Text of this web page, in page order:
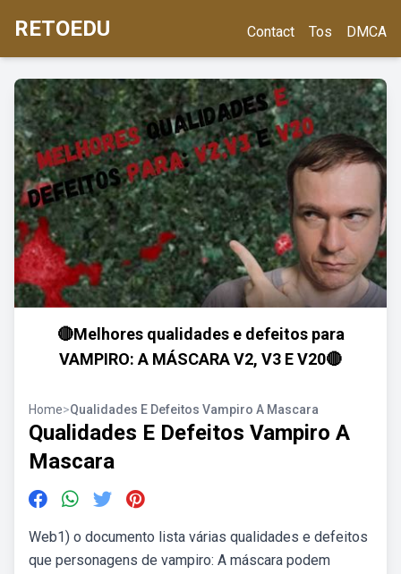
RETOEDU Contact Tos DMCA
🔴Melhores qualidades e defeitos para
VAMPIRO: A MÁSCARA V2, V3 E V20🔴
Home>Qualidades E Defeitos Vampiro A Mascara
Qualidades E Defeitos Vampiro A
Mascara
Web1) o documento lista várias qualidades e defeitos
que personagens de vampiro: A máscara podem